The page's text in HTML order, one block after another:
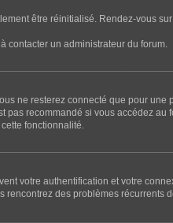
être réinitialisé. Rendez-vous
contacter un administrateur du forum.
ne resterez connecté que pour
pas recommandé si vous accédez
fonctionnalité.
votre authentification et votre
des problèmes